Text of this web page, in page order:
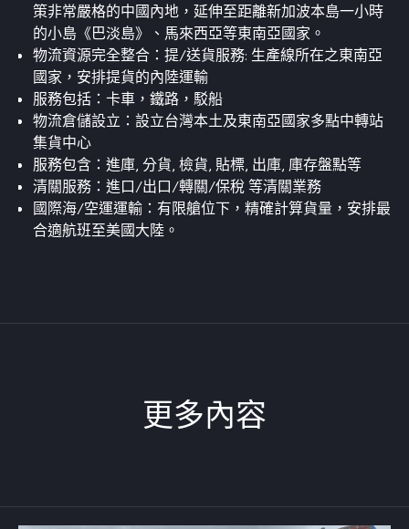
策非常嚴格的中國內地，延伸至距離新加波本島一小時
的小島《巴淡島》、馬來西亞等東南亞國家。
物流資源完全整合：提/送貨服務: 生產線所在之東南亞
國家，安排提貨的內陸運輸
服務包括：卡車，鐵路，駁船
物流倉儲設立：設立台灣本土及東南亞國家多點中轉站
集貨中心
服務包含：進庫, 分貨, 檢貨, 貼標, 出庫, 庫存盤點等
清關服務：進口/出口/轉關/保稅 等清關業務
國際海/空運運輸：有限艙位下，精確計算貨量，安排最
合適航班至美國大陸。
更多內容